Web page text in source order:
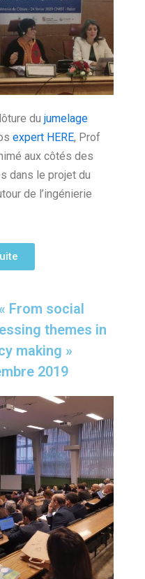
du jumelage
expert HERE, Prof
aux côtés des
dans le projet du
de l’ingénierie
From social
themes in
making »
2019